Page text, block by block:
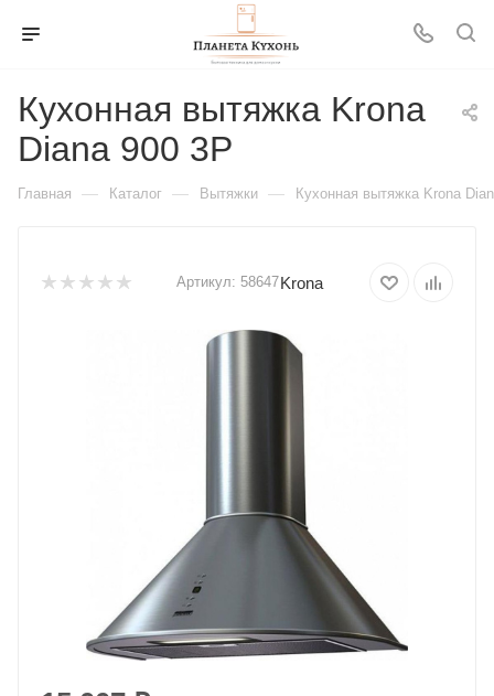
Кухонная вытяжка Krona
Diana 900 3P
Главная — Каталог — Вытяжки — Кухонная вытяжка Krona
Артикул: 58647Krona